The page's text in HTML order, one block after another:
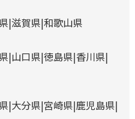
滋賀県 和歌山県
山口県 徳島県 香川県
大分県 宮崎県 鹿児島県